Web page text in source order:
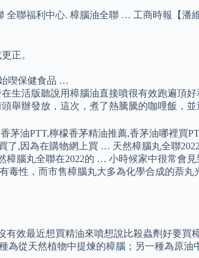
聯福利中心. 樟腦油全聯 … 工商時報【潘
正。
喫保健食品 …
生活版聽說用樟腦油直接噴很有效跑遍頂
舉辦發放，這次，煮了熱騰騰的咖哩飯，並
茅油PTT,檸檬香茅精油推薦,香茅油哪裡
,因為在購物網上買 … 天然樟腦丸全聯
腦丸全聯在2022的 … 小時候家中很常會
性，而市售樟腦丸大多為化學合成的萘
效最近想買精油來噴想說比殺蟲劑好要
為從天然植物中提煉的樟腦；另一種為原